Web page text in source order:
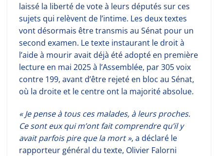
laissé la liberté de vote à leurs députés sur ces
sujets qui relèvent de l’intime. Les deux textes
vont désormais être transmis au Sénat pour un
second examen. Le texte instaurant le droit à
l’aide à mourir avait déjà été adopté en première
lecture en mai 2025 à l’Assemblée, par 305 voix
contre 199, avant d’être rejeté en bloc au Sénat,
où la droite et le centre ont la majorité absolue.
« Je pense à tous ces malades, à leurs proches.
Ce sont eux qui m’ont fait comprendre qu’il y
avait parfois pire que la mort », a déclaré le
rapporteur général du texte, Olivier Falorni